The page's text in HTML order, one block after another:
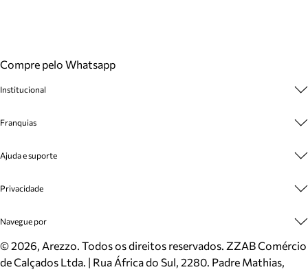
Compre pelo Whatsapp
Institucional
Cashback
Venda Corporativa
Mapa do Site
Inverno
Mundo Arezzo
Franquias
Plano de Negócio
Ajuda e suporte
Cadastro
Meus Pedidos
Trocas e Devoluções
Cartão Presente
Privacidade
Politica e Privacidade
Navegue por
Sapatos
Bolsas
©2026, Arezzo. Todos os direitos reservados. ZZAB Comércio
de Calçados Ltda. | Rua África do Sul, 2280. Padre Mathias,